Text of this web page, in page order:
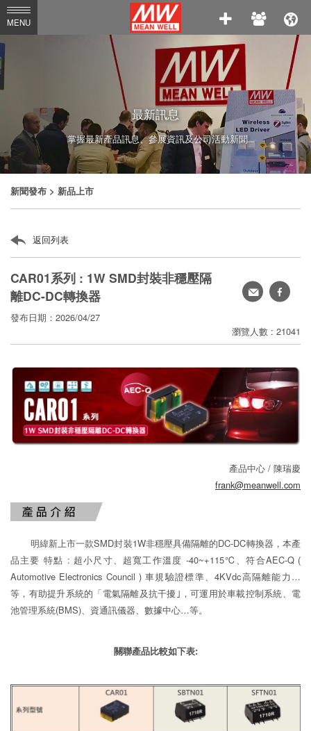
MEAN
WELL
Enterprises
Co.,
Ltd.
MENU
最新訊息
掌握最新產品訊息、參展資訊及公司活動新聞
新聞發布 > 新品上市
返回列表
CAR01系列 : 1W SMD封裝非穩壓隔
離DC-DC轉換器
發布日期：2026/04/27
瀏覽人數 : 21041
轉
分
產品中心 / 陳瑞慶
frank@meanwell.com
明緯新上市一款SMD封裝1W非穩壓具備隔離的DC-DC轉換器，本產
品主要 特點 : 超小尺寸、超寬工作溫度 -40~+115℃、符合AEC-Q (
Automotive Electronics Council ) 車規驗證標準、4KVdc高隔離能力…
等，有助提升系統的「電氣隔離及抗干擾｣，可運用於車載控制系統、電
池管理系統(BMS)、資通訊儀器、數據中心…等。
關聯產品比較如下表: